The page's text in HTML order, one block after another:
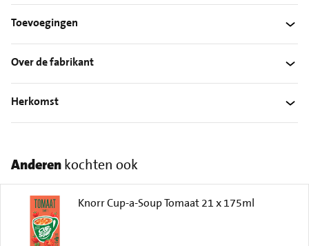
Toevoegingen
Over de fabrikant
Herkomst
Anderenkochten ook
Knorr Cup-a-Soup Tomaat 21 x 175ml